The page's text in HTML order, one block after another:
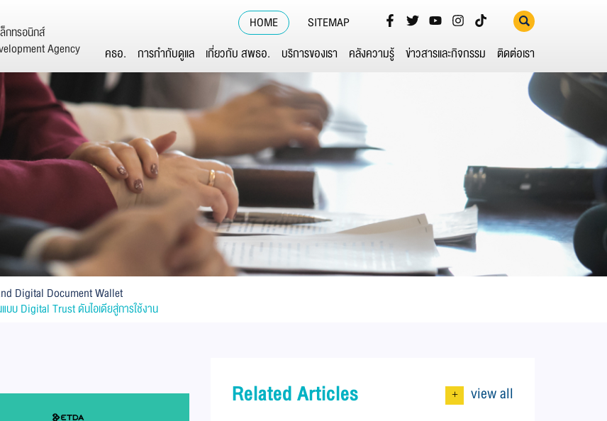
HOME SITEMAP
กทรอนิกส์
Agency
คธอ. การกำกับดูแล เกี่ยวกับ สพธอ. บริการของเรา คลังความรู้ ข่าวสารและกิจกรรม ติดต่อเรา
Digital Document Wallet
บบ Digital Trust ดันไอเดียสู่การใช้งาน
Related Articles + view all